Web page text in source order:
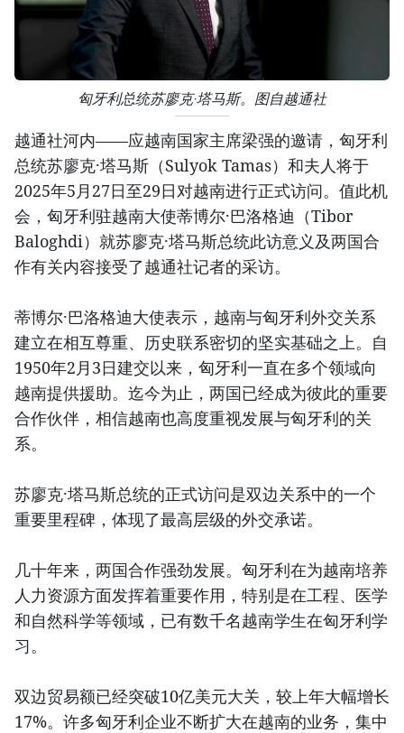
匈牙利总统苏廖克·塔马斯。图自越通社
越通社河内——应越南国家主席梁强的邀请，匈牙利
总统苏廖克·塔马斯（Sulyok Tamas）和夫人将于
2025年5月27日至29日对越南进行正式访问。值此机
会，匈牙利驻越南大使蒂博尔·巴洛格迪（Tibor
Baloghdi）就苏廖克·塔马斯总统此访意义及两国合
作有关内容接受了越通社记者的采访。
蒂博尔·巴洛格迪大使表示，越南与匈牙利外交关系
建立在相互尊重、历史联系密切的坚实基础之上。自
1950年2月3日建交以来，匈牙利一直在多个领域向
越南提供援助。迄今为止，两国已经成为彼此的重要
合作伙伴，相信越南也高度重视发展与匈牙利的关
系。
苏廖克·塔马斯总统的正式访问是双边关系中的一个
重要里程碑，体现了最高层级的外交承诺。
几十年来，两国合作强劲发展。匈牙利在为越南培养
人力资源方面发挥着重要作用，特别是在工程、医学
和自然科学等领域，已有数千名越南学生在匈牙利学
习。
双边贸易额已经突破10亿美元大关，较上年大幅增长
17%。许多匈牙利企业不断扩大在越南的业务，集中